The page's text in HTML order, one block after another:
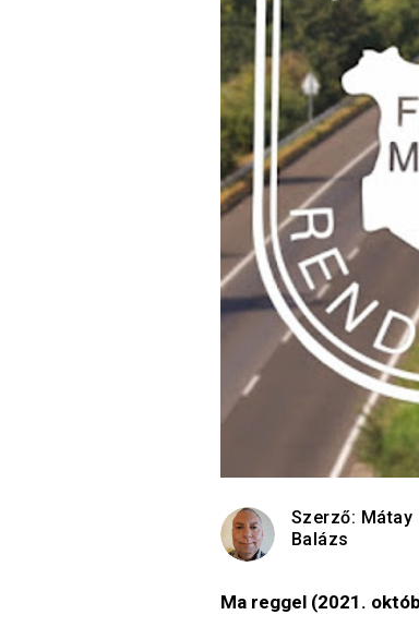
Szerző: Mátay
Balázs
Ma reggel (2021.